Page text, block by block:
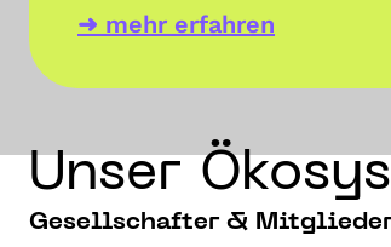
➜ mehr erfahren
Unser
Gesellschafter &